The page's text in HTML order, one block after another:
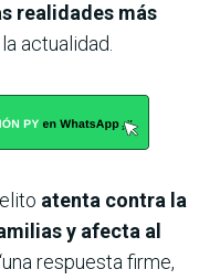
realidades más
actualidad.
atenta contra la
y afecta al
respuesta firme,